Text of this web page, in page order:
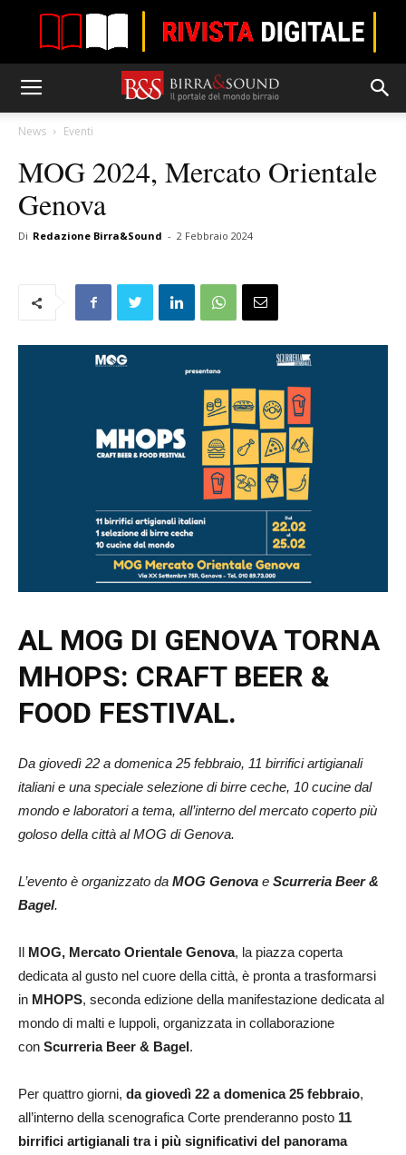
News Eventi
MOG 2024, Mercato Orientale
Genova
Di Redazione Birra&Sound - 2 Febbraio 2024
AL MOG DI GENOVA TORNA
MHOPS: CRAFT BEER &
FOOD FESTIVAL.
Da giovedì 22 a domenica 25 febbraio, 11 birrifici artigianali
italiani e una speciale selezione di birre ceche, 10 cucine dal
mondo e laboratori a tema, all’interno del mercato coperto più
goloso della città al MOG di Genova.
L’evento è organizzato da MOG Genova e Scurreria Beer &
Bagel.
Il MOG, Mercato Orientale Genova, la piazza coperta
dedicata al gusto nel cuore della città, è pronta a trasformarsi
in MHOPS, seconda edizione della manifestazione dedicata al
mondo di malti e luppoli, organizzata in collaborazione
con Scurreria Beer & Bagel.
Per quattro giorni, da giovedì 22 a domenica 25 febbraio,
all’interno della scenografica Corte prenderanno posto 11
birrifici artigianali tra i più significativi del panorama